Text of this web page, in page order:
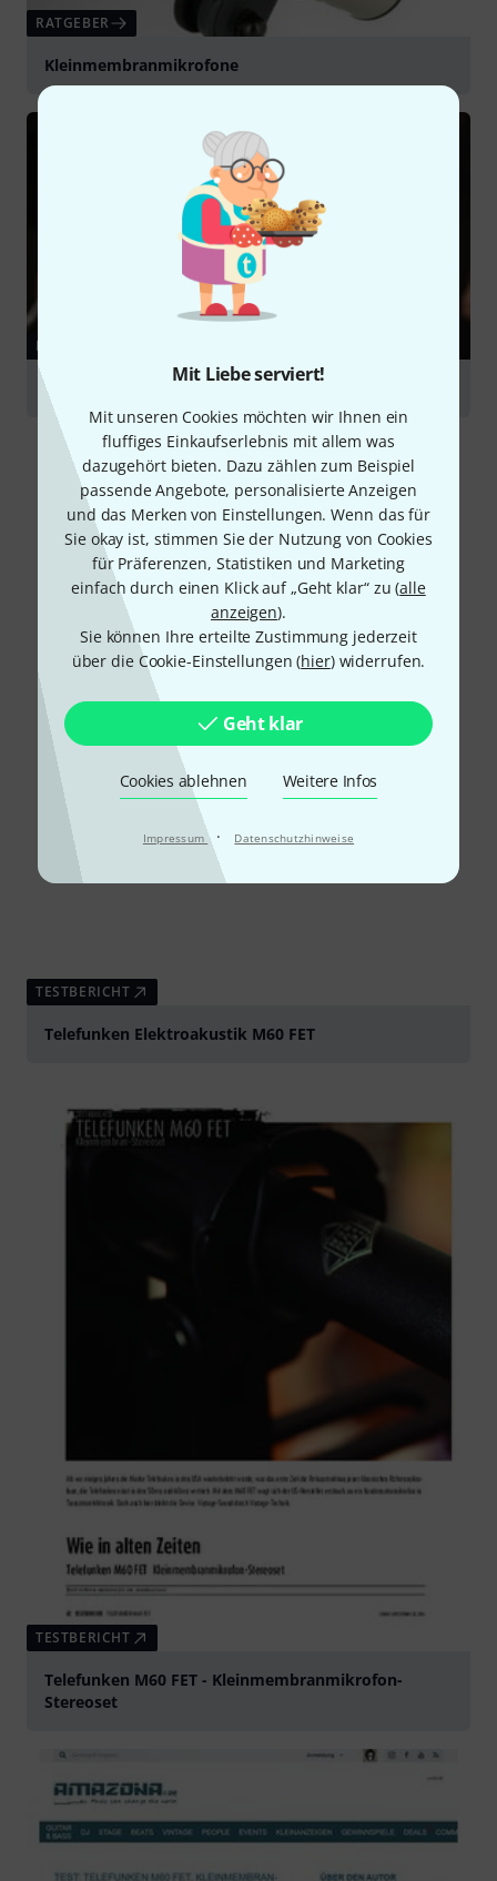
Mit Liebe serviert!
Mit unseren Cookies möchten wir Ihnen ein
fluffiges Einkaufserlebnis mit allem was
dazugehört bieten. Dazu zählen zum Beispiel
passende Angebote, personalisierte Anzeigen
und das Merken von Einstellungen. Wenn das für
Sie okay ist, stimmen Sie der Nutzung von Cookies
für Präferenzen, Statistiken und Marketing
einfach durch einen Klick auf „Geht klar“ zu (alle
anzeigen).
Sie können Ihre erteilte Zustimmung jederzeit
über die Cookie-Einstellungen (hier) widerrufen.
Geht klar
Cookies ablehnen Weitere Infos
Impressum · Datenschutzhinweise
RATGEBER
Kleinmembranmikrofone
RATGEBER
Choraufnahme
TESTBERICHT
Telefunken Elektroakustik M60 FET
TESTBERICHT
Telefunken M60 FET - Kleinmembranmikrofon-
Stereoset